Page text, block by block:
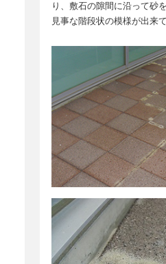
り、敷石の隙間に沿って砂
見事な階段状の模様が出来